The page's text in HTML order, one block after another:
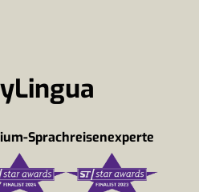
Sprachreisenexperte